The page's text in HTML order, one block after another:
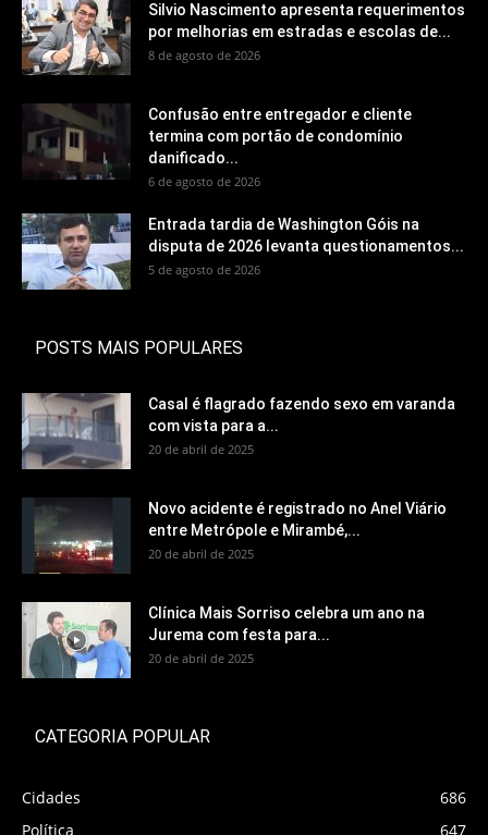
Silvio Nascimento apresenta requerimentos
por melhorias em estradas e escolas de...
8 de agosto de 2026
Confusão entre entregador e cliente
termina com portão de condomínio
danificado...
6 de agosto de 2026
Entrada tardia de Washington Góis na
disputa de 2026 levanta questionamentos...
5 de agosto de 2026
POSTS MAIS POPULARES
Casal é flagrado fazendo sexo em varanda
com vista para a...
20 de abril de 2025
Novo acidente é registrado no Anel Viário
entre Metrópole e Mirambé,...
20 de abril de 2025
Clínica Mais Sorriso celebra um ano na
Jurema com festa para...
20 de abril de 2025
CATEGORIA POPULAR
Cidades
686
Política
647